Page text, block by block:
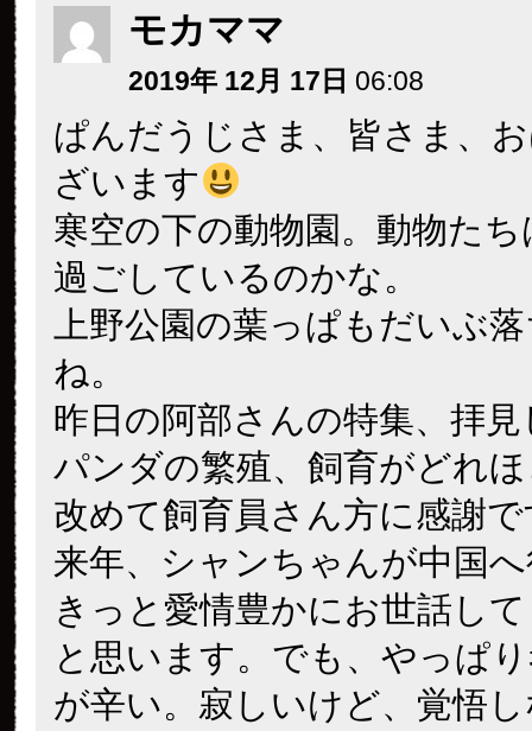
モカママ
2019年 12月 17日 06:08
ぱんだうじさま、皆さま、
ざいます
寒空の下の動物園。動物た
過ごしているのかな。
上野公園の葉っぱもだいぶ
ね。
昨日の阿部さんの特集、拝
パンダの繁殖、飼育がどれ
改めて飼育員さん方に感謝
来年、シャンちゃんが中国
きっと愛情豊かにお世話し
と思います。でも、やっぱ
が辛い。寂しいけど、覚悟